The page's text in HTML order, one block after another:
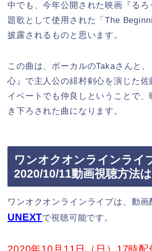
中でも、今年公開された映画『るろ
題歌として使用された「The
披露されるものと思います。
この曲は、ボーカルのTakaさんと、
心』で主人公の緋村剣心を演じた佐
イベートでも仲良しということで、
き下ろされた曲になります。
ワンオクオンラインライ
2020/10/11動画視聴方法
ワンオクオンラインライブは、動
UNEXTで視聴可能です。